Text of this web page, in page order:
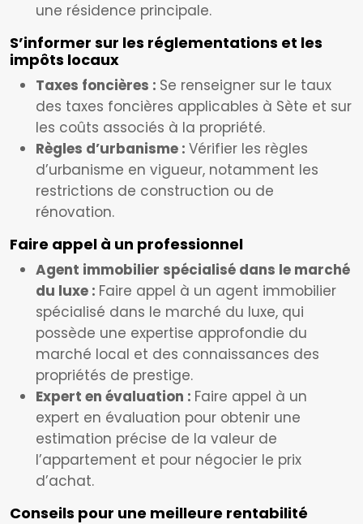
une résidence principale.
S’informer sur les réglementations et les
impôts locaux
Taxes foncières : Se renseigner sur le taux
des taxes foncières applicables à Sète et sur
les coûts associés à la propriété.
Règles d’urbanisme : Vérifier les règles
d’urbanisme en vigueur, notamment les
restrictions de construction ou de
rénovation.
Faire appel à un professionnel
Agent immobilier spécialisé dans le marché
du luxe : Faire appel à un agent immobilier
spécialisé dans le marché du luxe, qui
possède une expertise approfondie du
marché local et des connaissances des
propriétés de prestige.
Expert en évaluation : Faire appel à un
expert en évaluation pour obtenir une
estimation précise de la valeur de
l’appartement et pour négocier le prix
d’achat.
Conseils pour une meilleure rentabilité